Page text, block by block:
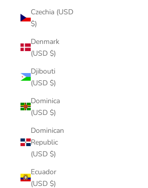
Czechia (USD
$)
Denmark
(USD $)
Djibouti
(USD $)
Dominica
(USD $)
Dominican
Republic
(USD $)
Ecuador
(USD $)